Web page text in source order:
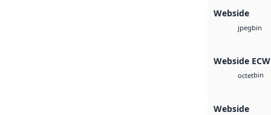
Webside
jpegbin
Webside ECW
octetbin
Webside